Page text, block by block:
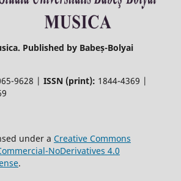
Published by Babeș-Bolyai
9628 | ISSN (print): 1844-4369 |
under a Creative Commons
NoDerivatives 4.0
.